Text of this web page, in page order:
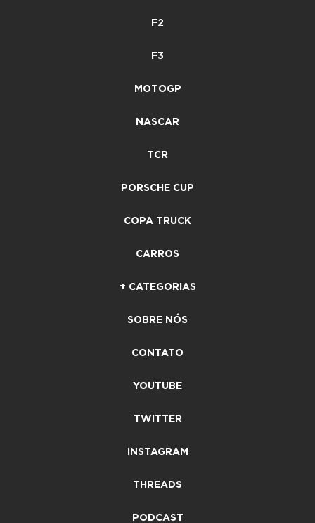
F2
F3
MOTOGP
NASCAR
TCR
PORSCHE CUP
COPA TRUCK
CARROS
+ CATEGORIAS
SOBRE NÓS
CONTATO
YOUTUBE
TWITTER
INSTAGRAM
THREADS
PODCAST